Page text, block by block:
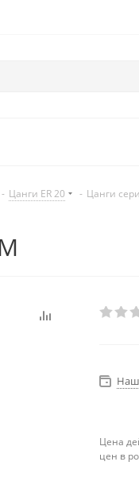
- Цанги ER 20 - Цанги
Цена
цен в